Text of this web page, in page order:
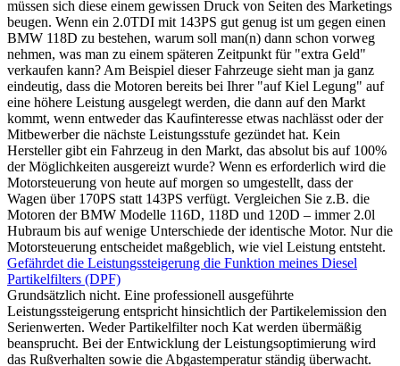
müssen sich diese einem gewissen Druck von Seiten des Marketings
beugen. Wenn ein 2.0TDI mit 143PS gut genug ist um gegen einen
BMW 118D zu bestehen, warum soll man(n) dann schon vorweg
nehmen, was man zu einem späteren Zeitpunkt für "extra Geld"
verkaufen kann? Am Beispiel dieser Fahrzeuge sieht man ja ganz
eindeutig, dass die Motoren bereits bei Ihrer "auf Kiel Legung" auf
eine höhere Leistung ausgelegt werden, die dann auf den Markt
kommt, wenn entweder das Kaufinteresse etwas nachlässt oder der
Mitbewerber die nächste Leistungsstufe gezündet hat. Kein
Hersteller gibt ein Fahrzeug in den Markt, das absolut bis auf 100%
der Möglichkeiten ausgereizt wurde? Wenn es erforderlich wird die
Motorsteuerung von heute auf morgen so umgestellt, dass der
Wagen über 170PS statt 143PS verfügt. Vergleichen Sie z.B. die
Motoren der BMW Modelle 116D, 118D und 120D – immer 2.0l
Hubraum bis auf wenige Unterschiede der identische Motor. Nur die
Motorsteuerung entscheidet maßgeblich, wie viel Leistung entsteht.
Gefährdet die Leistungssteigerung die Funktion meines Diesel
Partikelfilters (DPF)
Grundsätzlich nicht. Eine professionell ausgeführte
Leistungssteigerung entspricht hinsichtlich der Partikelemission den
Serienwerten. Weder Partikelfilter noch Kat werden übermäßig
beansprucht. Bei der Entwicklung der Leistungsoptimierung wird
das Rußverhalten sowie die Abgastemperatur ständig überwacht.